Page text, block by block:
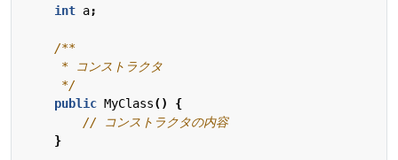
int a;
     */
public MyClass()
{
// コンストラクタの内容
}